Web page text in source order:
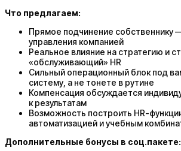
Что предлагаем:
Прямое подчинение собственнику
управления компанией
Реальное влияние на стратегию и
«обслуживающий» HR
Сильный операционный блок под
систему, а не тонете в рутине
Компенсация обсуждается
к результатам
Возможность построить HR-
автоматизацией и учебным
Дополнительные бонусы в соц.пакете: